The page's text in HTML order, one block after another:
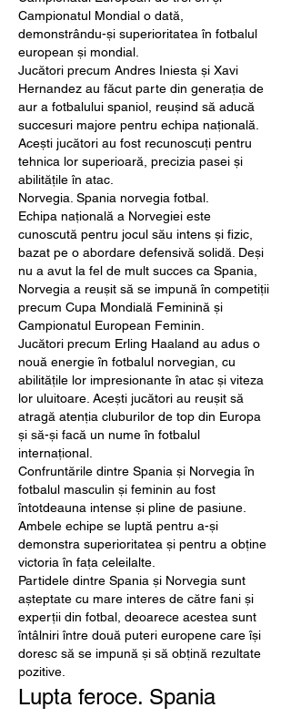
Campionatul Mondial o dată,
demonstrându-și superioritatea în fotbalul
european și mondial.
Jucători precum Andres Iniesta și Xavi
Hernandez au făcut parte din generația de
aur a fotbalului spaniol, reușind să aducă
succesuri majore pentru echipa națională.
Acești jucători au fost recunoscuți pentru
tehnica lor superioară, precizia pasei și
abilitățile în atac.
Norvegia. Spania norvegia fotbal.
Echipa națională a Norvegiei este
cunoscută pentru jocul său intens și fizic,
bazat pe o abordare defensivă solidă. Deși
nu a avut la fel de mult succes ca Spania,
Norvegia a reușit să se impună în competiții
precum Cupa Mondială Feminină și
Campionatul European Feminin.
Jucători precum Erling Haaland au adus o
nouă energie în fotbalul norvegian, cu
abilitățile lor impresionante în atac și viteza
lor uluitoare. Acești jucători au reușit să
atragă atenția cluburilor de top din Europa
și să-și facă un nume în fotbalul
internațional.
Confruntările dintre Spania și Norvegia în
fotbalul masculin și feminin au fost
întotdeauna intense și pline de pasiune.
Ambele echipe se luptă pentru a-și
demonstra superioritatea și pentru a obține
victoria în fața celeilalte.
Partidele dintre Spania și Norvegia sunt
așteptate cu mare interes de către fani și
experții din fotbal, deoarece acestea sunt
întâlniri între două puteri europene care își
doresc să se impună și să obțină rezultate
pozitive.
Lupta feroce. Spania